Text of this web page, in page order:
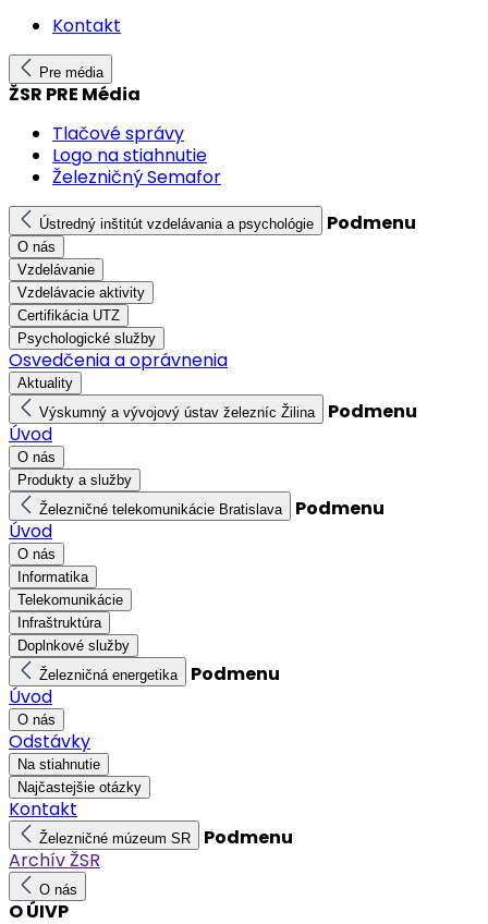
Kontakt
Pre média
ŽSR PRE Média
Tlačové správy
Logo na stiahnutie
Železničný Semafor
Ústredný inštitút vzdelávania a psychológie Podmenu
O nás
Vzdelávanie
Vzdelávacie aktivity
Certifikácia UTZ
Psychologické služby
Osvedčenia a oprávnenia
Aktuality
Výskumný a vývojový ústav železníc Žilina
Podmenu
Úvod
O nás
Produkty a služby
Železničné telekomunikácie Bratislava
Podmenu
Úvod
O nás
Informatika
Telekomunikácie
Infraštruktúra
Doplnkové služby
Železničná energetika
Podmenu
Úvod
O nás
Odstávky
Na stiahnutie
Najčastejšie otázky
Kontakt
Železničné múzeum SR
Podmenu
Archív ŽSR
O nás
O ÚIVP